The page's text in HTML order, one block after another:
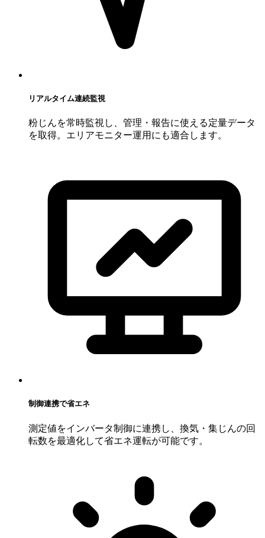
リアルタイム連続監視
粉じんを常時監視し、管理・報告に使える定量データ
を取得。エリアモニター運用にも適合します。
制御連携で省エネ
測定値をインバータ制御に連携し、換気・集じんの回
転数を最適化して省エネ運転が可能です。